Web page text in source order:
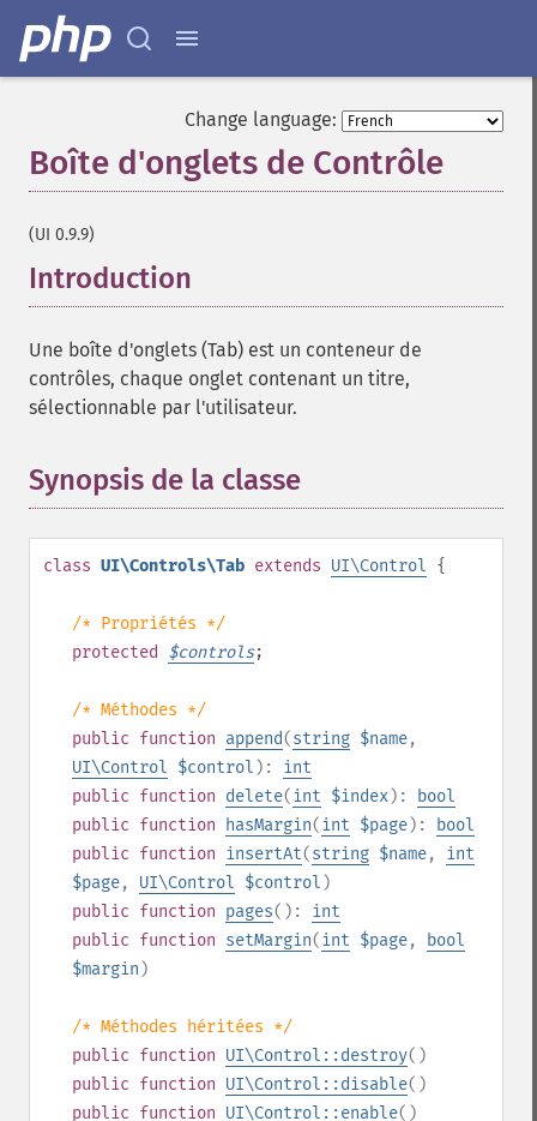
Change language:
Boîte d'onglets de Contrôle
(UI 0.9.9)
Introduction
Une boîte d'onglets (Tab) est un conteneur de
contrôles, chaque onglet contenant un titre,
sélectionnable par l'utilisateur.
Synopsis de la classe
class UI\Controls\Tab extends UI\Control {
/* Propriétés */
protected
$controls;
/* Méthodes */
public function append(string $name,
UI\Control $control ): int
public function delete(int $index):
bool
public function hasMargin(int $page):
bool
public function insertAt(string $name, int
$page, UI\Control $control )
public function pages(): int
public function setMargin(int $page,
bool
$margin )
/* Méthodes héritées */
public function UI\Control::destroy()
public function UI\Control::disable()
public function UI\Control::enable()